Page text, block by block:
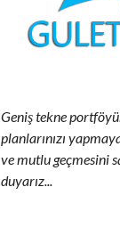
Geniş tekne
planlarınızı
ve mutlu geçmesini
duyarız...